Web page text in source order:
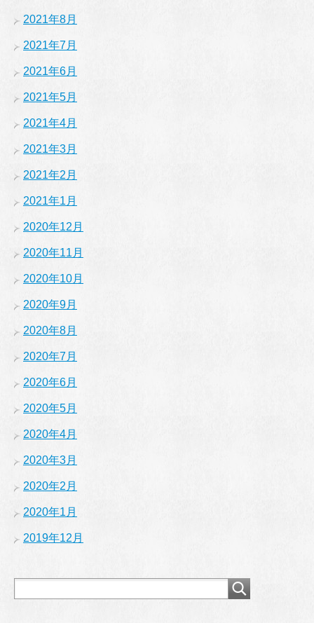
2021年8月
2021年7月
2021年6月
2021年5月
2021年4月
2021年3月
2021年2月
2021年1月
2020年12月
2020年11月
2020年10月
2020年9月
2020年8月
2020年7月
2020年6月
2020年5月
2020年4月
2020年3月
2020年2月
2020年1月
2019年12月